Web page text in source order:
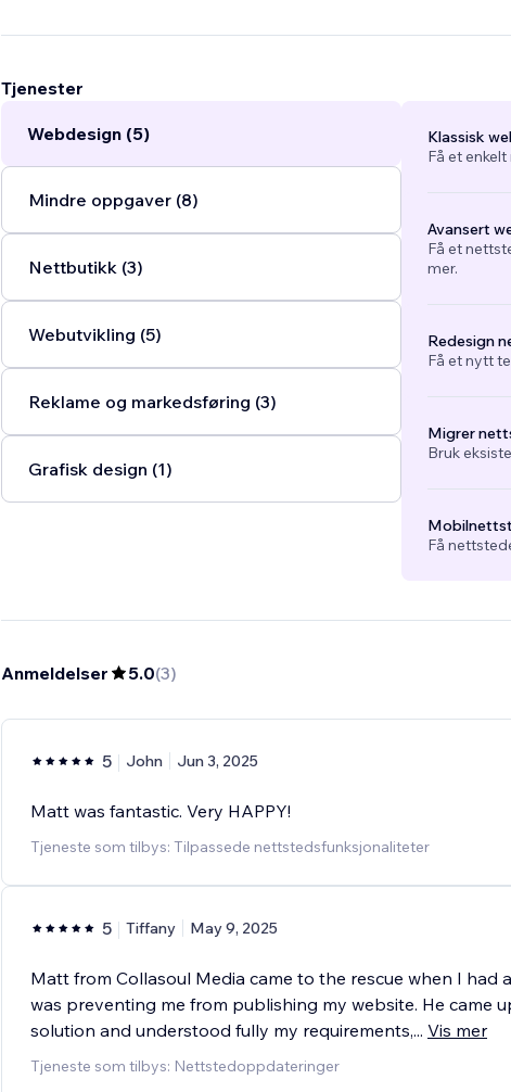
personalities connect with their audience in ways that will
Tjenester
Webdesign (5)
Mindre oppgaver (8)
Nettbutikk (3)
Webutvikling (5)
Reklame og markedsføring (3)
Grafisk design (1)
Klassisk
Få et
Avansert
Få et
mer.
Redesign
Få et nytt
Migrer
Bruk
Få
Anmeldelser 5.0(3)
5 John Jun 3, 2025
Matt was fantastic. Very HAPPY!
Tjeneste som tilbys: Tilpassede nettstedsfunksjonaliteter
5 Tiffany May 9, 2025
Matt from Collasoul Media came to the rescue when I had
was preventing me from publishing my website. He came
solution and understood fully my requirements,... Vis mer
Tjeneste som tilbys: Nettstedoppdateringer